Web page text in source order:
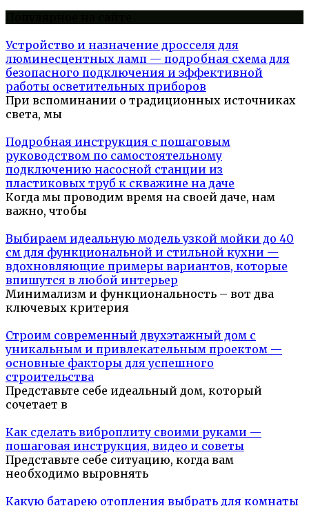
Устройство и назначение дросселя для
люминесцентных ламп — подробная схема для
безопасного подключения и эффективной
работы осветительных приборов
При вспоминании о традиционных источниках
света, мы
Подробная инструкция с пошаговым
руководством по самостоятельному
подключению насосной станции из
пластиковых труб к скважине на даче
Когда мы проводим время на своей даче, нам
важно, чтобы
Выбираем идеальную модель узкой мойки до 40
см для функциональной и стильной кухни —
вдохновляющие примеры вариантов, которые
впишутся в любой интерьер
Минимализм и функциональность – вот два
ключевых критерия
Строим современный двухэтажный дом с
уникальным и привлекательным проектом —
основные факторы для успешного
строительства
Представьте себе идеальный дом, который
сочетает в
Как сделать виброплиту своими руками —
пошаговая инструкция, видео и советы
Представьте себе ситуацию, когда вам
необходимо выровнять
Какую батарею отопления выбрать для комнаты